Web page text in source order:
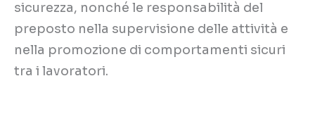
sicurezza, nonché le responsabilità del
preposto nella supervisione delle attività e
nella promozione di comportamenti sicuri
tra i lavoratori.